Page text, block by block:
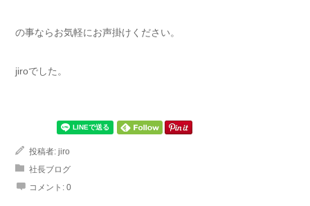
の事ならお気軽にお声掛けください。
jiroでした。
投稿者: jiro
社長ブログ
コメント: 0